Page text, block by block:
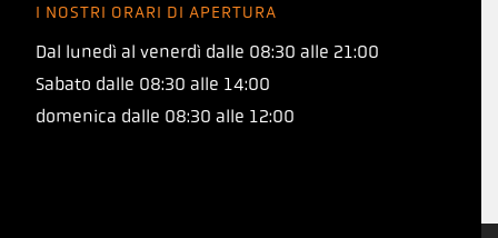
I NOSTRI ORARI DI APERTURA
Dal lunedì al venerdì dalle 08:30 alle 21:00
Sabato dalle 08:30 alle 14:00
domenica dalle 08:30 alle 12:00
PRESENTAZIONE
TORQ 1:1 PROTO
La nostra nuova formula a base di carboidrati